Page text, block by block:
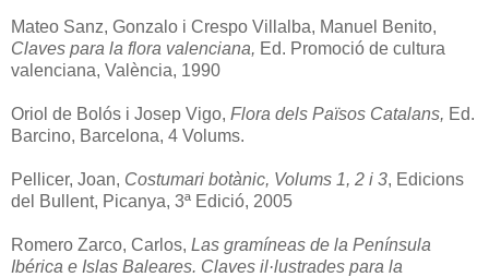
Mateo Sanz, Gonzalo i Crespo Villalba, Manuel Benito,
Claves para la flora valenciana, Ed. Promoció de cultura
valenciana, València, 1990
Oriol de Bolós i Josep Vigo, Flora dels Països Catalans, Ed.
Barcino, Barcelona, 4 Volums.
Pellicer, Joan, Costumari botànic, Volums 1, 2 i 3, Edicions
del Bullent, Picanya, 3ª Edició, 2005
Romero Zarco, Carlos, Las gramíneas de la Península
Ibérica e Islas Baleares. Claves il·lustrades para la